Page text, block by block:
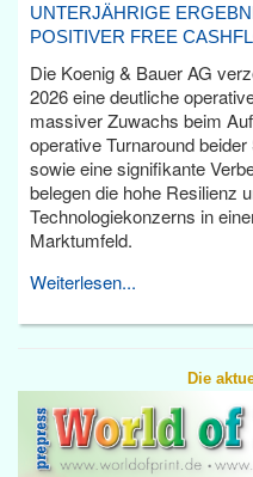
UNTERJÄHRIGE
POSITIVER FREE
Die Koenig & Bauer AG
2026 eine deutliche
massiver Zuwachs beim
operative Turnaround
sowie eine signifikante
belegen die hohe Resilienz
Technologiekonzerns in
Marktumfeld.
Weiterlesen...
Die